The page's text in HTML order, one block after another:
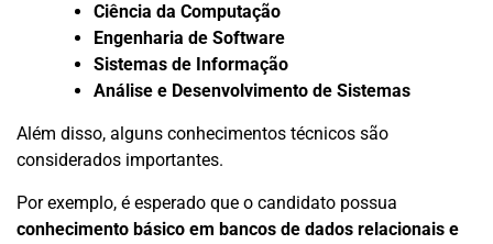
Ciência da Computação
Engenharia de Software
Sistemas de Informação
Análise e Desenvolvimento de Sistemas
Além disso, alguns conhecimentos técnicos são
considerados importantes.
Por exemplo, é esperado que o candidato possua
conhecimento básico em bancos de dados relacionais e